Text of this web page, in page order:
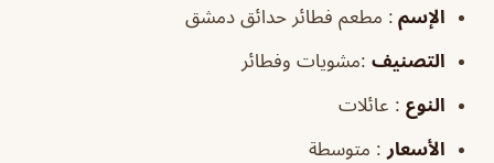
الإسم : مطعم فطائر حدائق دمشق
التصنيف :مشويات وفطائر
النوع : عائلات
الأسعار : متوسطة